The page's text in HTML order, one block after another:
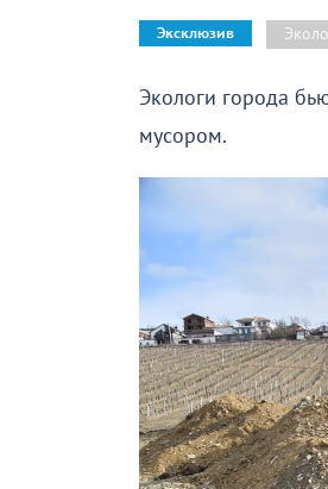
Эксклюзив
Экологи города
мусором.